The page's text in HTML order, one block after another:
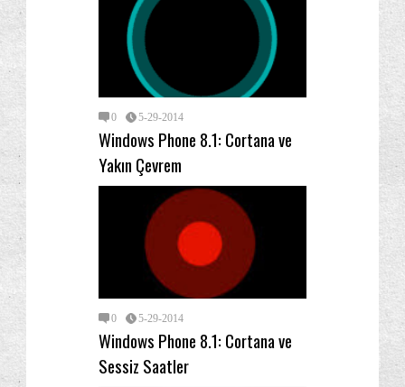
0 5-29-2014
Windows Phone 8.1: Cortana ve
Yakın Çevrem
0 5-29-2014
Windows Phone 8.1: Cortana ve
Sessiz Saatler